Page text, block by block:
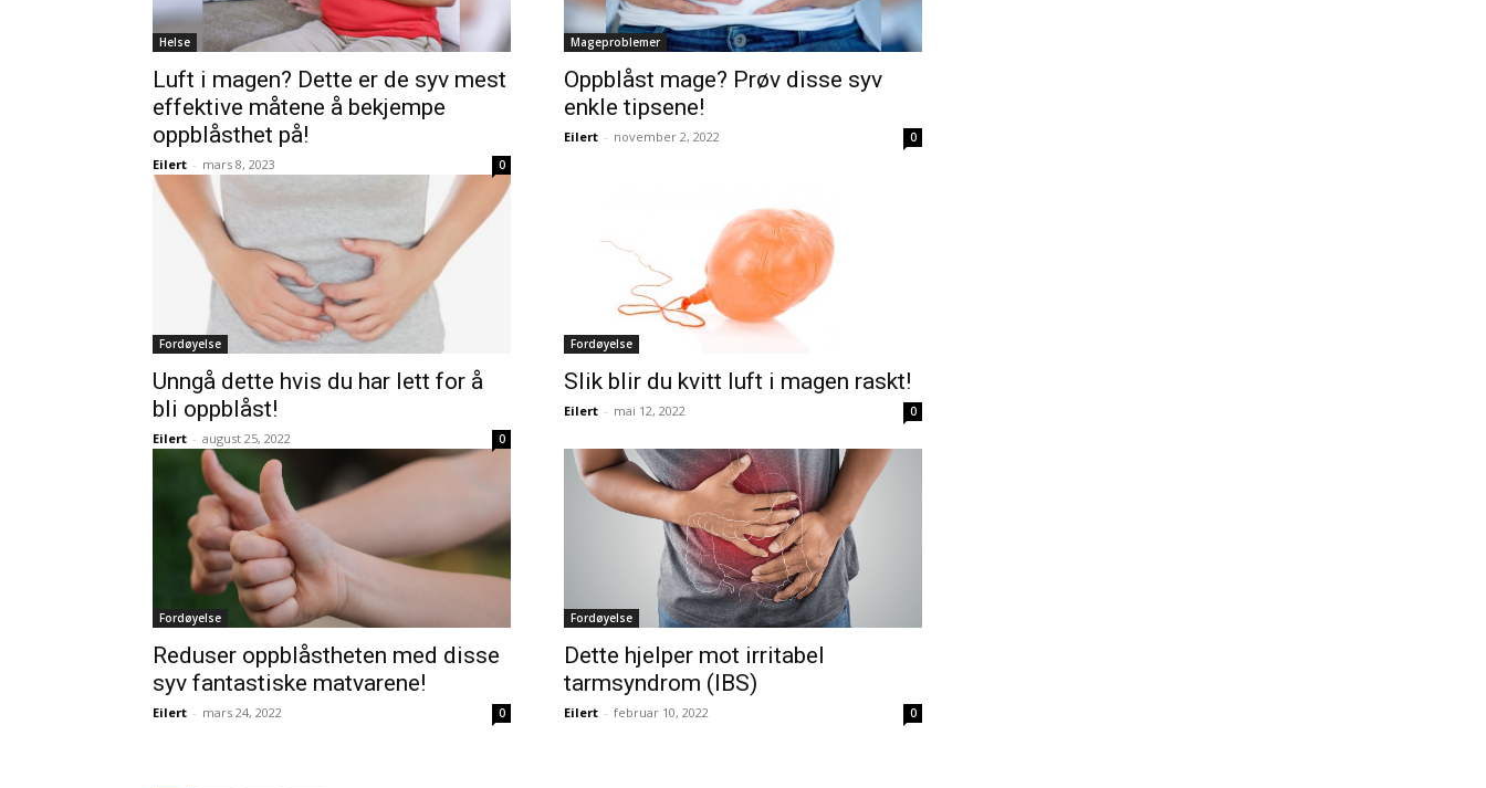
Helse
Luft i magen? Dette er de syv mest
effektive måtene å bekjempe
oppblåsthet på!
Eilert - mars 8, 2023 0
Mageproblemer
Oppblåst mage? Prøv disse syv
enkle tipsene!
Eilert - november 2, 2022 0
Fordøyelse
Unngå dette hvis du har lett for å
bli oppblåst!
Eilert - august 25, 2022 0
Fordøyelse
Slik blir du kvitt luft i magen raskt!
Eilert - mai 12, 2022 0
Fordøyelse
Reduser oppblåstheten med disse
syv fantastiske matvarene!
Eilert - mars 24, 2022 0
Fordøyelse
Dette hjelper mot irritabel
tarmsyndrom (IBS)
Eilert - februar 10, 2022 0